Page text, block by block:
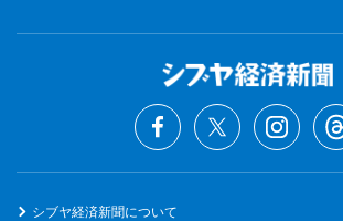
シブヤ経済新聞について